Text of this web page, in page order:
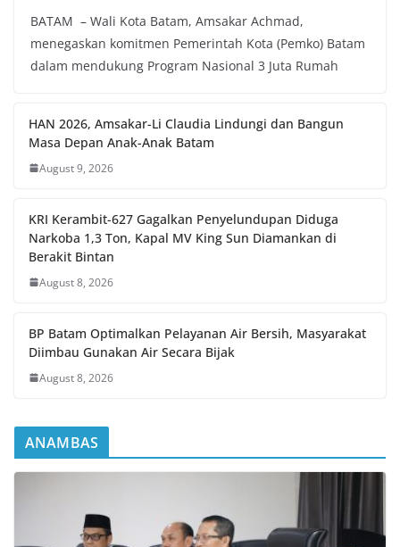
BATAM – Wali Kota Batam, Amsakar Achmad,
menegaskan komitmen Pemerintah Kota (Pemko) Batam
dalam mendukung Program Nasional 3 Juta Rumah
HAN 2026, Amsakar-Li Claudia Lindungi dan Bangun
Masa Depan Anak-Anak Batam
August 9, 2026
KRI Kerambit-627 Gagalkan Penyelundupan Diduga
Narkoba 1,3 Ton, Kapal MV King Sun Diamankan di
Berakit Bintan
August 8, 2026
BP Batam Optimalkan Pelayanan Air Bersih, Masyarakat
Diimbau Gunakan Air Secara Bijak
August 8, 2026
ANAMBAS